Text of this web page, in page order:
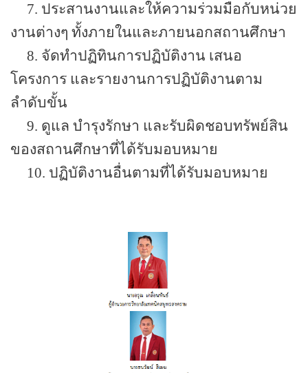
7. ประสานงานและให้ความร่วมมือกับหน่วย
งานต่างๆ ทั้งภายในและภายนอกสถานศึกษา
8. จัดทำปฏิทินการปฏิบัติงาน เสนอ
โครงการ และรายงานการปฏิบัติงานตาม
ลำดับขั้น
9. ดูแล บำรุงรักษา และรับผิดชอบทรัพย์สิน
ของสถานศึกษาที่ได้รับมอบหมาย
10. ปฏิบัติงานอื่นตามที่ได้รับมอบหมาย